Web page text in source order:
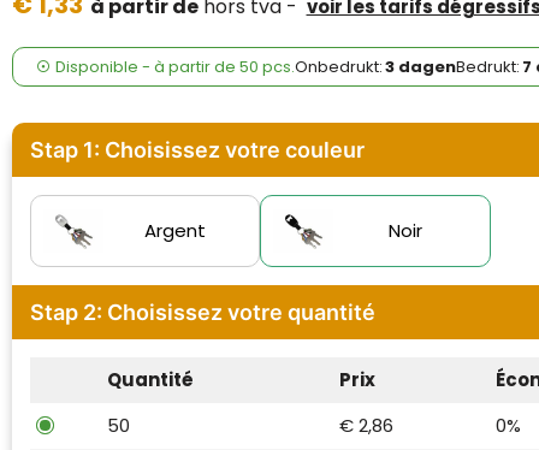
Fresh 'n Rebel
GolfOriginals
James Harvest
Kingcap
Mepal
Moleskine
à partir dehors tva - voir les tarifs
Disponible - à partir de 50 pcs.Onbedrukt:3 dagenBedrukt: 7
Stap 1: Choisissez votre couleur
Argent Noir
Stap 2: Choisissez votre quantité
Quantité Prix
50
€ 2,86
0%